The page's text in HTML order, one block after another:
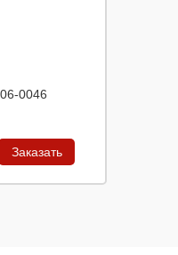
0046
Заказать